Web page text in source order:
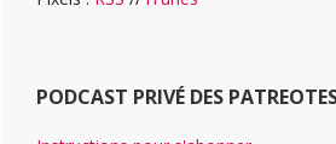
PODCAST PRIVÉ DES